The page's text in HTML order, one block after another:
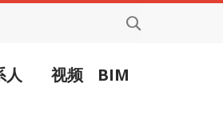
人 视频 BIM